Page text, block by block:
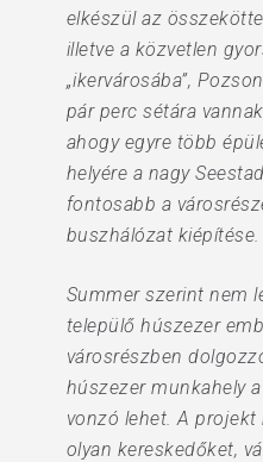
elkészül az
illetve a közvetlen
„ikervárosába”,
pár perc sétára
ahogy egyre több
helyére a nagy
fontosabb a
buszhálózat kiépítése.
Summer szerint nem
települő húszezer
városrészben
húszezer munkahely
vonzó lehet. A
olyan kereskedőket,